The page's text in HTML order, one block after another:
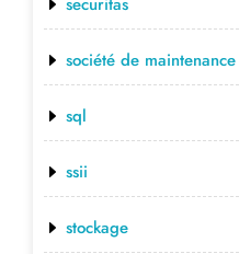
société de maintenance
sql
ssii
stockage